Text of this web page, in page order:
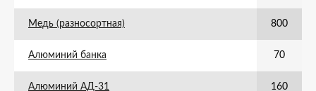
Медь (разносортная) 800
Алюминий банка 70
Алюминий АД-31 160